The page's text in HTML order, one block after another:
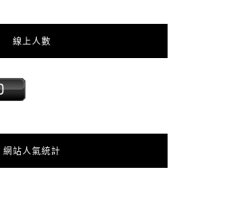
線上人數
網站人氣統計